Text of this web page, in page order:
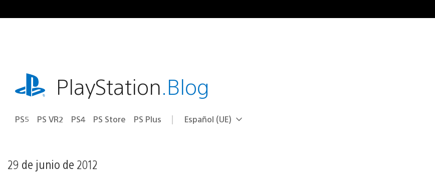
al
playstation.comPlayStation.Blog
PS5 PS VR2 PS4 PS Store PS Plus Selecciona
Región
Español (UE)
29 de junio de 2012